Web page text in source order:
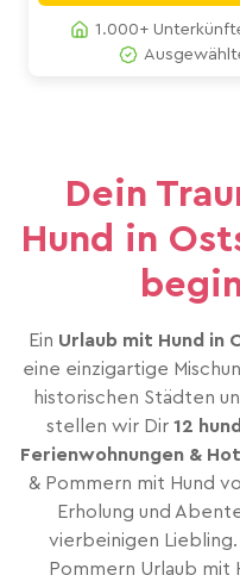
1.000+
Dein
Hund in
Ein Urlaub mit Hund in
eine einzigartige
historischen Städten
stellen wir Dir 12
Ferienwohnungen &
& Pommern mit Hund
Erholung und
vierbeinigen
Pommern Urlaub mit